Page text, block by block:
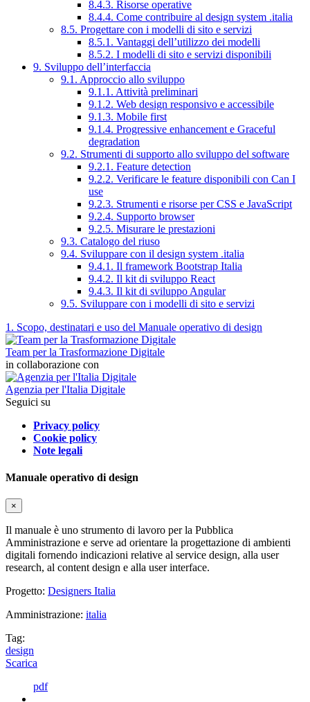
8.4.3. Risorse operative
8.4.4. Come contribuire al design system .italia
8.5. Progettare con i modelli di sito e servizi
8.5.1. Vantaggi dell’utilizzo dei modelli
8.5.2. I modelli di sito e servizi disponibili
9. Sviluppo dell’interfaccia
9.1. Approccio allo sviluppo
9.1.1. Attività preliminari
9.1.2. Web design responsivo e accessibile
9.1.3. Mobile first
9.1.4. Progressive enhancement e Graceful
degradation
9.2. Strumenti di supporto allo sviluppo del software
9.2.1. Feature detection
9.2.2. Verificare le feature disponibili con Can I
use
9.2.3. Strumenti e risorse per CSS e JavaScript
9.2.4. Supporto browser
9.2.5. Misurare le prestazioni
9.3. Catalogo del riuso
9.4. Sviluppare con il design system .italia
9.4.1. Il framework Bootstrap Italia
9.4.2. Il kit di sviluppo React
9.4.3. Il kit di sviluppo Angular
9.5. Sviluppare con i modelli di sito e servizi
1. Scopo, destinatari e uso del Manuale operativo di design
Team per la Trasformazione Digitale
in collaborazione con
Agenzia per l'Italia Digitale
Seguici su
Privacy policy
Cookie policy
Note legali
Manuale operativo di design
×
Il manuale è uno strumento di lavoro per la Pubblica
Amministrazione e serve ad orientare la progettazione di ambienti
digitali fornendo indicazioni relative al service design, alla user
research, al content design e alla user interface.
Progetto: Designers Italia
Amministrazione: italia
Tag:
design
Scarica
pdf